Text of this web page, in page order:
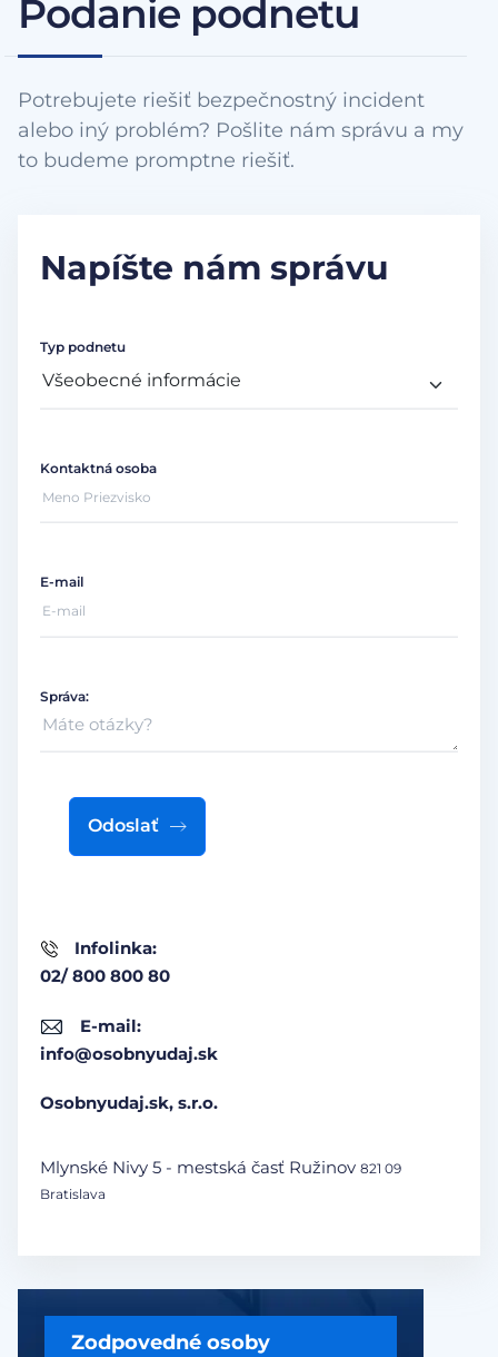
Podanie podnetu
Potrebujete riešiť bezpečnostný incident
alebo iný problém? Pošlite nám správu a my
to budeme promptne riešiť.
Zodpovedné osoby
Napíšte nám správu
Infolinka:
02/ 800 800 80
E-mail:
info@osobnyudaj.sk
Osobnyudaj.sk, s.r.o.
Mlynské Nivy 5 - mestská časť Ružinov 821 09
Bratislava
Typ podnetu
Kontaktná osoba
E-mail
Správa:
Odoslať